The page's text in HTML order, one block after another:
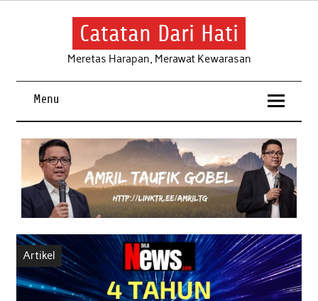
Skip
Catatan Dari Hati
Meretas Harapan, Merawat Kewarasan
Menu
Artikel